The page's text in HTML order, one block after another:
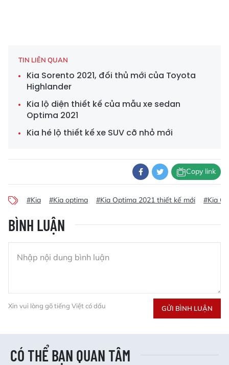
TIN LIÊN QUAN
Kia Sorento 2021, đối thủ mới của Toyota
Highlander
Kia lộ diện thiết kế của mẫu xe sedan
Optima 2021
Kia hé lộ thiết kế xe SUV cỡ nhỏ mới
Copy link
#Kia #Kia optima #Kia Optima 2021 thiết kế mới #Kia
BÌNH LUẬN
Xin vui lòng gõ tiếng Việt có dấu GỬI BÌNH LUẬN
CÓ THỂ BẠN QUAN TÂM